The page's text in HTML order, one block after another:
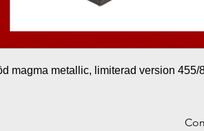
magma metallic, limiterad version 455/